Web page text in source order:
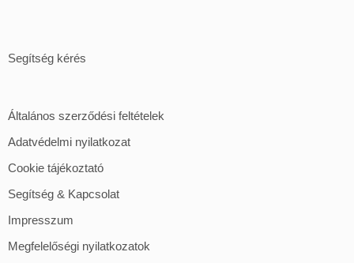
Segítség kérés
Általános szerződési feltételek
Adatvédelmi nyilatkozat
Cookie tájékoztató
Segítség & Kapcsolat
Impresszum
Megfelelőségi nyilatkozatok